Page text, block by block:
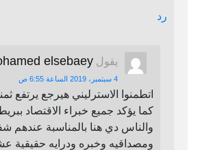
رد
يقول elsebaey
4 سبتمبر، 2019 الساعة 6:55 ص
اتطمنوا الاسترليني هيرجع يرتفع
كما يؤكد جميع خبراء الاقتصاد
والناس دي هنا بالمناسبة عندهم
ومصداقيه وخبره ودرايه حقيقية